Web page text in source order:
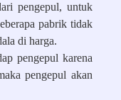
pengepul, untuk
pabrik tidak
di harga.
pengepul karena
pengepul akan